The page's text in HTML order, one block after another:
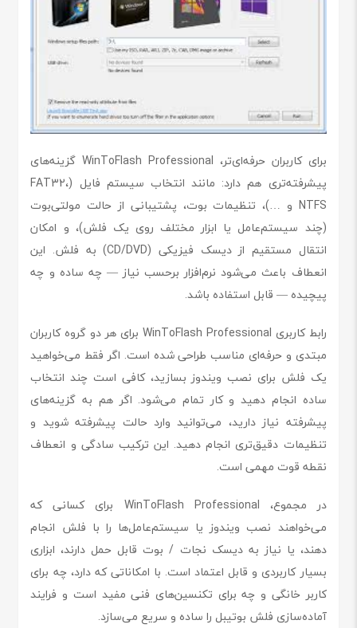
برای کاربران حرفه‌ای‌تر، WinToFlash Professional گزینه‌های
پیشرفته‌تری هم دارد: مانند انتخاب سیستم فایل (FAT32،
NTFS و …)، تنظیمات بوت، پشتیبانی از حالت مولتی‌بوت
(چند سیستم‌عامل یا ابزار مختلف روی یک فلش)، و امکان
انتقال مستقیم از دیسک فیزیکی (CD/DVD) به فلش. این
انعطاف باعث می‌شود نرم‌افزار برحسب نیاز — چه ساده و چه
پیچیده — قابل استفاده باشد.
رابط کاربری WinToFlash Professional برای هر دو گروه کاربران
مبتدی و حرفه‌ای مناسب طراحی شده است. اگر فقط می‌خواهید
یک فلش برای نصب ویندوز بسازید، کافی است چند انتخاب
ساده انجام دهید و کار تمام می‌شود. اگر هم به گزینه‌های
پیشرفته نیاز دارید، می‌توانید وارد حالت پیشرفته شوید و
تنظیمات دقیق‌تری انجام دهید. این ترکیب سادگی و انعطاف
نقطه قوت مهمی است.
در مجموع، WinToFlash Professional برای کسانی که
می‌خواهند نصب ویندوز یا سیستم‌عامل‌ها را با فلش انجام
دهند، یا نیاز به دیسک نجات / بوت قابل حمل دارند، ابزاری
بسیار کاربردی و قابل اعتماد است. با امکاناتی که دارد، چه برای
کاربر خانگی و چه برای تکنسین‌های فنی مفید است و فرایند
آماده‌سازی فلش بوتیبل را ساده و سریع می‌سازد.